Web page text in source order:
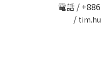
電話 /
/